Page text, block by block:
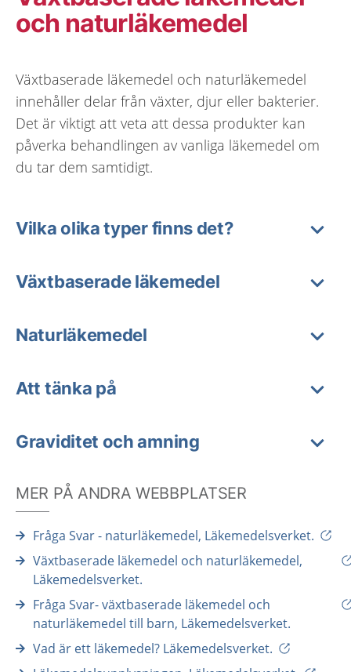
och naturläkemedel
Växtbaserade läkemedel och naturläkemedel
innehåller delar från växter, djur eller bakterier.
Det är viktigt att veta att dessa produkter kan
påverka behandlingen av vanliga läkemedel om
du tar dem samtidigt.
Vilka olika typer finns det?
Växtbaserade läkemedel
Naturläkemedel
Att tänka på
Graviditet och amning
MER PÅ ANDRA WEBBPLATSER
Fråga Svar - naturläkemedel, Läkemedelsverket.
Växtbaserade läkemedel och naturläkemedel,
Läkemedelsverket.
Fråga Svar- växtbaserade läkemedel och
naturläkemedel till barn, Läkemedelsverket.
Vad är ett läkemedel? Läkemedelsverket.